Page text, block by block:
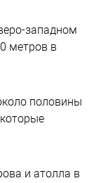
западном
метров в
половины
и атолла в